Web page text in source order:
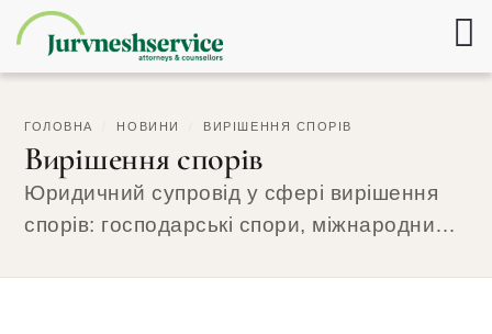
ГОЛОВНА НОВИНИ ВИРІШЕННЯ СПОРІВ
Вирішення спорів
Юридичний супровід у сфері вирішення
спорів: господарські спори, міжнародний